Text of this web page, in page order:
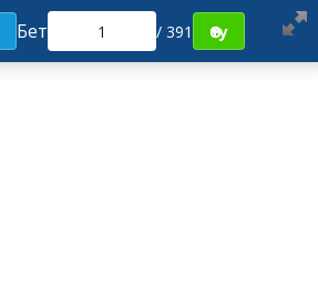
Бет / 391 Өту